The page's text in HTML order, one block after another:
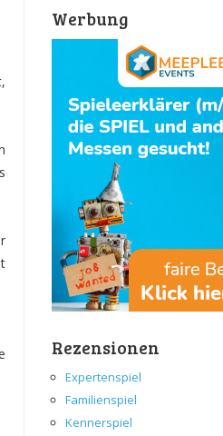
Werbung
Rezensionen
Expertenspiel
Familienspiel
Kennerspiel